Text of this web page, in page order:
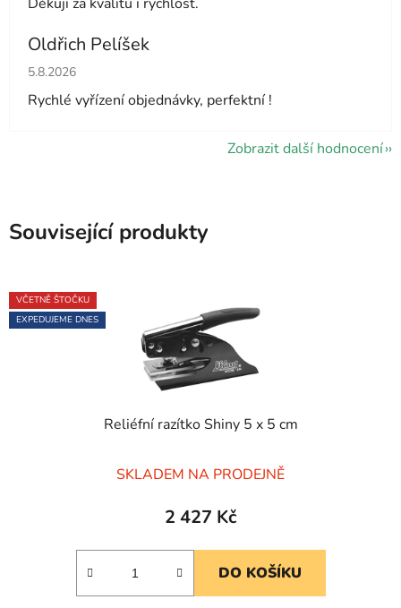
Oldřich Pelíšek
Hodnocení obchodu je 5 z 5 hvězdiček.
5.8.2026
Rychlé vyřízení objednávky, perfektní !
Zobrazit další hodnocení
Související produkty
VČETNĚ ŠTOČKU
EXPEDUJEME DNES
Reliéfní razítko Shiny 5 x 5 cm
hodnocení
produktu
5,0
SKLADEM NA PRODEJNĚ
2 427 Kč
DO KOŠÍKU